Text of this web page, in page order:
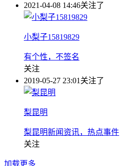
2021-04-08 14:46关注了
小梨子15819829
有个性，不签名
关注
2019-05-27 23:01 关注了
梨昆明
梨昆明新闻资讯，热点事件
关注
加载更多